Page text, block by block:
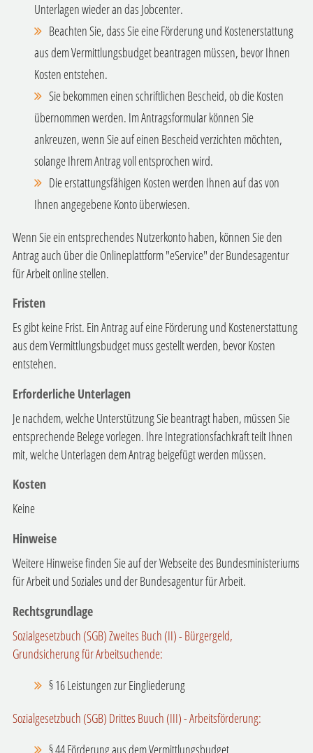
Unterlagen wieder an das Jobcenter.
Beachten Sie, dass Sie eine Förderung und Kostenerstattung
aus dem Vermittlungsbudget beantragen müssen, bevor Ihnen
Kosten entstehen.
Sie bekommen einen schriftlichen Bescheid, ob die Kosten
übernommen werden. Im Antragsformular können Sie
ankreuzen, wenn Sie auf einen Bescheid verzichten möchten,
solange Ihrem Antrag voll entsprochen wird.
Die erstattungsfähigen Kosten werden Ihnen auf das von
Ihnen angegebene Konto überwiesen.
Wenn Sie ein entsprechendes Nutzerkonto haben, können Sie den
Antrag auch über die Onlineplattform "eService" der Bundesagentur
für Arbeit online stellen.
Fristen
Es gibt keine Frist. Ein Antrag auf eine Förderung und Kostenerstattung
aus dem Vermittlungsbudget muss gestellt werden, bevor Kosten
entstehen.
Erforderliche Unterlagen
Je nachdem, welche Unterstützung Sie beantragt haben, müssen Sie
entsprechende Belege vorlegen. Ihre Integrationsfachkraft teilt Ihnen
mit, welche Unterlagen dem Antrag beigefügt werden müssen.
Kosten
Keine
Hinweise
Weitere Hinweise finden Sie auf der Webseite des Bundesministeriums
für Arbeit und Soziales und der Bundesagentur für Arbeit.
Rechtsgrundlage
Sozialgesetzbuch (SGB) Zweites Buch (II) - Bürgergeld,
Grundsicherung für Arbeitsuchende:
§ 16 Leistungen zur Eingliederung
Sozialgesetzbuch (SGB) Drittes Buuch (III) - Arbeitsförderung: